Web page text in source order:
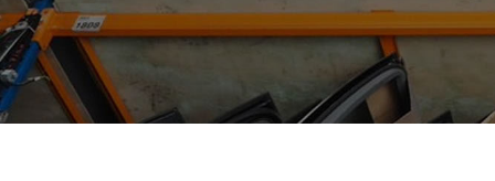
CADILLAC
CHERY
CHEVROLET - DAEWOO
IVECO
J
JAC MOTORS